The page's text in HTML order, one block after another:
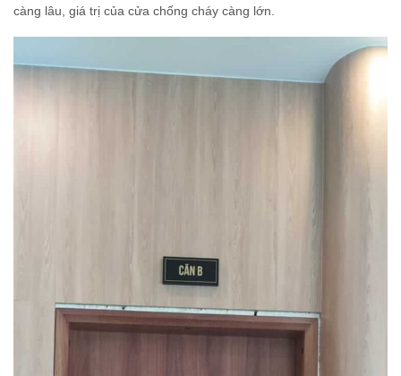
càng lâu, giá trị của cửa chống cháy càng lớn.